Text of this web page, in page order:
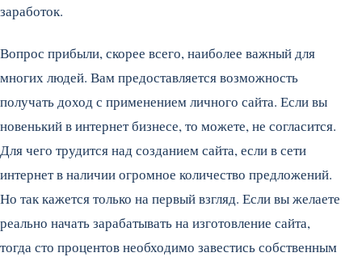
заработок.
Вопрос прибыли, скорее всего, наиболее важный для
многих людей. Вам предоставляется возможность
получать доход с применением личного сайта. Если вы
новенький в интернет бизнесе, то можете, не согласится.
Для чего трудится над созданием сайта, если в сети
интернет в наличии огромное количество предложений.
Но так кажется только на первый взгляд. Если вы желаете
реально начать зарабатывать на изготовление сайта,
тогда сто процентов необходимо завестись собственным